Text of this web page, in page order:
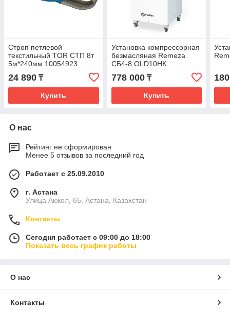
Строп петлевой
текстильный TOR СТП 8т
5м*240мм 10054923
24 890 ₸
Купить
Установка компрессорная
безмасляная Remeza
СБ4-8.OLD10НК
778 000₸
Купить
О нас
Рейтинг не сформирован
Менее 5 отзывов за последний год
Работает с 25.09.2010
г. Астана
Улица Акжол, 65, Астана, Казахстан
Контакты
Сегодня работает с 09:00 до 18:00
Показать весь график работы
О нас
Контакты